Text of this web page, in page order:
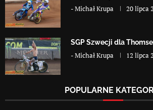
-Michał Krupa 20 lipca
SGP Szwecji dla
-Michał Krupa 12 lipca
POPULARNE